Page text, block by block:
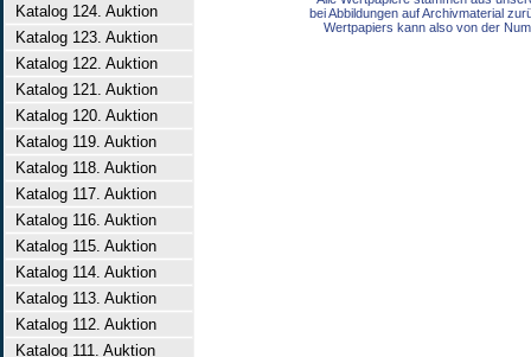
Katalog 124. Auktion
Katalog 123. Auktion
Katalog 122. Auktion
Katalog 121. Auktion
Katalog 120. Auktion
Katalog 119. Auktion
Katalog 118. Auktion
Katalog 117. Auktion
Katalog 116. Auktion
Katalog 115. Auktion
Katalog 114. Auktion
Katalog 113. Auktion
Katalog 112. Auktion
Katalog 111. Auktion
bei Abbildungen auf Archivmaterial
Wertpapiers kann also von der